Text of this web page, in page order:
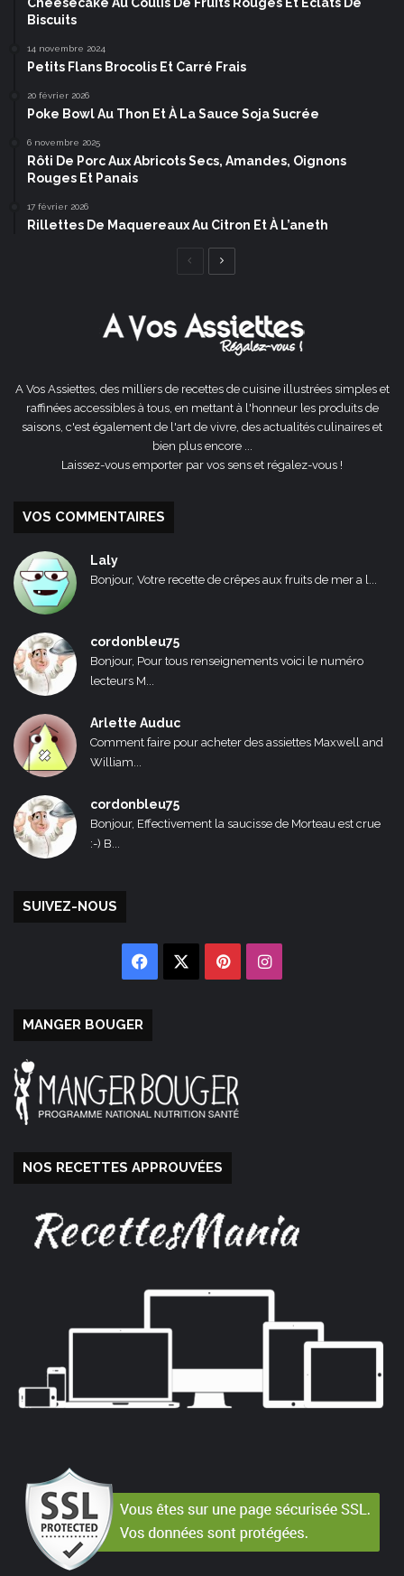
Biscuits
14 novembre 2024
Petits Flans Brocolis Et Carré Frais
20 février 2026
Poke Bowl Au Thon Et À La Sauce Soja Sucrée
6 novembre 2025
Rôti De Porc Aux Abricots Secs, Amandes, Oignons
Rouges Et Panais
17 février 2026
Rillettes De Maquereaux Au Citron Et À L’aneth
Page
A Vos Assiettes, des milliers de recettes de cuisine illustrées simples et
raffinées accessibles à tous, en mettant à l'honneur les produits de
saisons, c'est également de l'art de vivre, des actualités culinaires et
bien plus encore ...
Laissez-vous emporter par vos sens et régalez-vous !
VOS COMMENTAIRES
Laly
Bonjour, Votre recette de crêpes aux fruits de mer a l...
cordonbleu75
Bonjour, Pour tous renseignements voici le numéro
lecteurs M...
Arlette Auduc
Comment faire pour acheter des assiettes Maxwell and
William...
cordonbleu75
Bonjour, Effectivement la saucisse de Morteau est crue
:-) B...
SUIVEZ-NOUS
Facebook PinterestInstagram
MANGER BOUGER
NOS RECETTES APPROUVÉES